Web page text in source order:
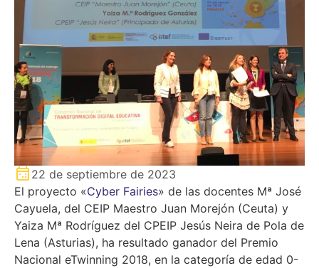
22 de septiembre de 2023
El proyecto «Cyber Fairies» de las docentes Mª José
Cayuela, del CEIP Maestro Juan Morejón (Ceuta) y
Yaiza Mª Rodríguez del CPEIP Jesús Neira de Pola de
Lena (Asturias), ha resultado ganador del Premio
Nacional eTwinning 2018, en la categoría de edad 0-